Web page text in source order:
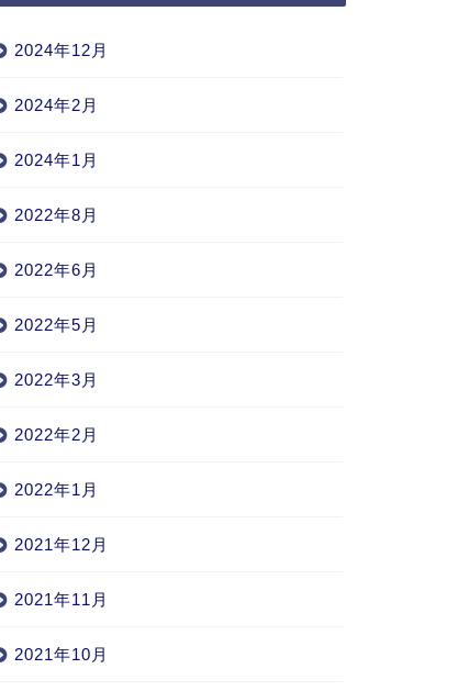
2024年12月
2024年2月
2024年1月
2022年8月
2022年6月
2022年5月
2022年3月
2022年2月
2022年1月
2021年12月
2021年11月
2021年10月